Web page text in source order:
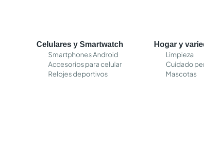
Celulares y Smartwatch
Smartphones Android
Accesorios para celular
Relojes deportivos
Hogar y
Limpieza
Cuidado
Mascotas